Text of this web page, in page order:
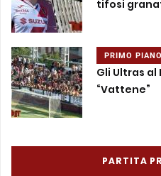
tifosi
PRIMO PIANO
Gli Ultras
“Vattene”
PARTITA